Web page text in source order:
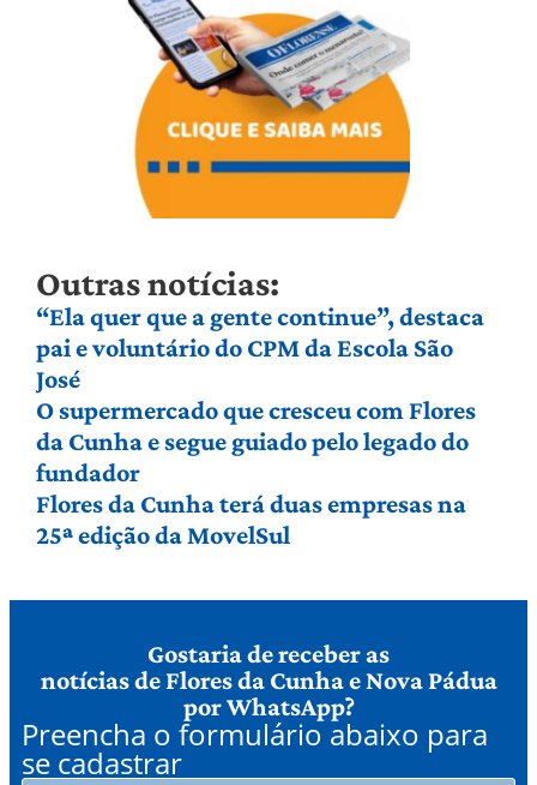
Outras notícias:
“Ela quer que a gente continue”, destaca
pai e voluntário do CPM da Escola São
José
O supermercado que cresceu com Flores
da Cunha e segue guiado pelo legado do
fundador
Flores da Cunha terá duas empresas na
25ª edição da MovelSul
Gostaria de receber as
notícias de Flores da Cunha e Nova Pádua
por WhatsApp?
Preencha o formulário abaixo para
se cadastrar